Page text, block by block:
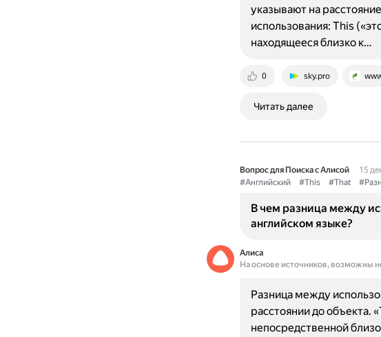
0 sky.pro
указывают на
использования: This
находящееся близко к…
Читать далее
Вопрос для Поиска с Алисой
15
#Английский
#This #That
В чем разница между
английском языке?
Алиса
На основе источников, возможны
Разница между
расстоянии до объекта.
непосредственной